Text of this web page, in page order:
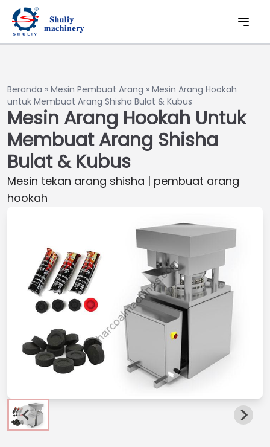
Beranda » Mesin Pembuat Arang » Mesin Arang Hookah
untuk Membuat Arang Shisha Bulat & Kubus
Mesin Arang Hookah Untuk
Membuat Arang Shisha
Bulat & Kubus
Mesin tekan arang shisha | pembuat arang
hookah